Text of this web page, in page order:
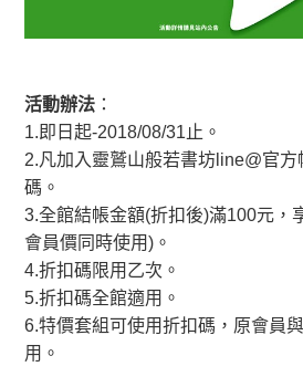
活動辦法 ：
1.即日起-2018/08/31止。
2.凡加入靈鷲山般若書坊line@官方
碼。
3.全館結帳金額(折扣後)滿100元，
會員價同時使用)。
4.折扣碼限用乙次。
5.折扣碼全館適用。
6.特價套組可使用折扣碼，原會員
用。